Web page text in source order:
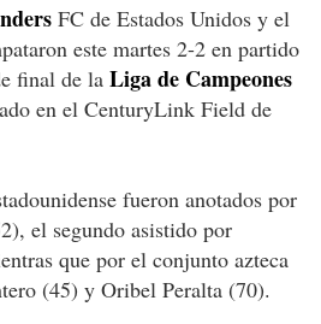
FC de Estados Unidos y el
este martes 2-2 en partido
final de la Liga de Campeones
en el CenturyLink Field de
fueron anotados por
el segundo asistido por
que por el conjunto azteca
(45) y Oribel Peralta (70).